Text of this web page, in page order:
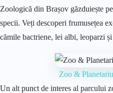
Zoologică din Brașov găzduiește
specii. Veți descoperi frumusețea
cămile bactriene, lei albi, leoparzi
Zoo &
Un alt punct de interes al parcului